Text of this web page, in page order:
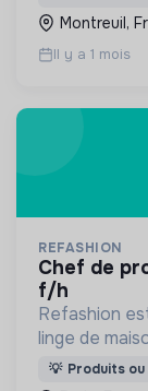
Montreuil,
Il y a 1 mois
REFASHION
chef de projet sénior éco-modulations -
f/h
Refashion
linge de
privée à but
le Ministère
💡 Produits